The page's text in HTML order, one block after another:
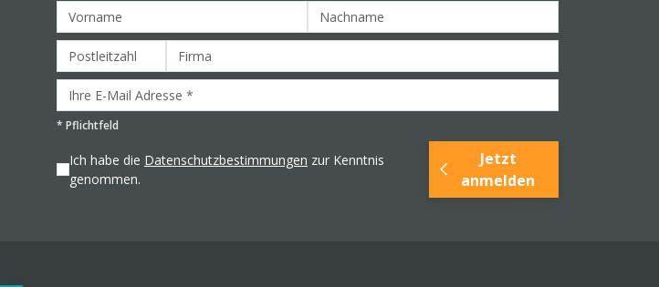
* Pflichtfeld
Ich habe die Datenschutzbestimmungen zur Kenntnis
genommen.
Jetzt
anmelden